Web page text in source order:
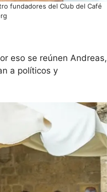
fundadores del Club del Café
eso se reúnen Andreas,
a políticos y